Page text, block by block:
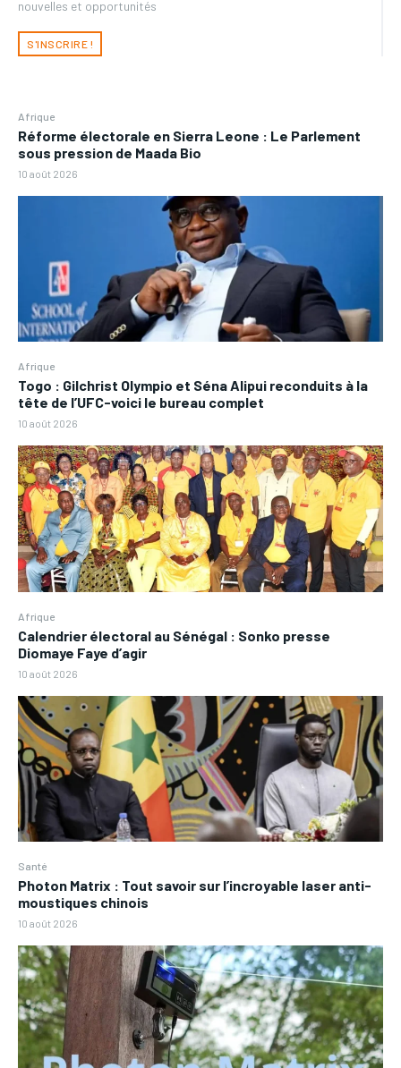
nouvelles et opportunités
S'INSCRIRE !
Afrique
Réforme électorale en Sierra Leone : Le Parlement
sous pression de Maada Bio
10 août 2026
Afrique
Togo : Gilchrist Olympio et Séna Alipui reconduits à la
tête de l’UFC-voici le bureau complet
10 août 2026
Afrique
Calendrier électoral au Sénégal : Sonko presse
Diomaye Faye d’agir
10 août 2026
Santé
Photon Matrix : Tout savoir sur l’incroyable laser anti-
moustiques chinois
10 août 2026